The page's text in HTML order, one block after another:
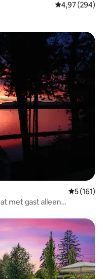
Gemiddelde
4,97 (294)
5 (161)
met gast alleen